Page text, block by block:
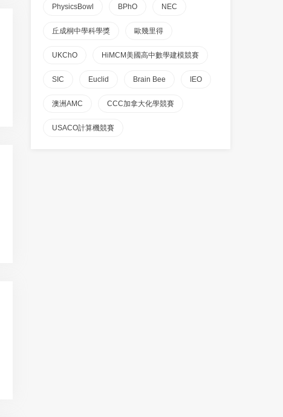
PhysicsBowl BPhO NEC
丘成桐中學科學獎 歐幾里得
UKChO HiMCM美國高中數學建模競賽
SIC Euclid Brain Bee IEO
澳洲AMC CCC加拿大化學競賽
USACO計算機競賽